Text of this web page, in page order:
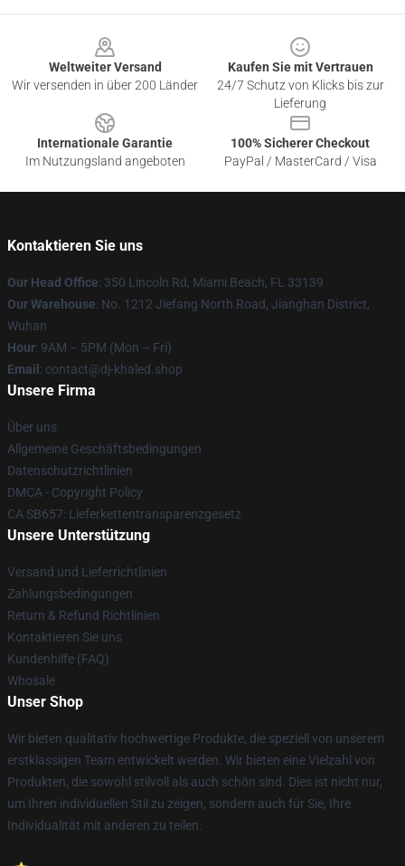
Weltweiter Versand
Wir versenden in über 200 Länder
Kaufen Sie mit Vertrauen
24/7 Schutz von Klicks bis zur
Lieferung
Internationale Garantie
Im Nutzungsland angeboten
100% Sicherer Checkout
PayPal / MasterCard / Visa
Kontaktieren Sie uns
Our Head Office: 350 Lincoln Rd, Miami Beach, FL 33139
Our Warehouse: No. 1212 Jiefang North Road, Jianghan District,
Wuhan
Hour: 9AM – 5PM (Mon – Fri)
Email : contact@dj-khaled.shop
Unsere Firma
Über uns
Allgemeine Geschäftsbedingungen
Datenschutzrichtlinien
DMCA - Copyright Policy
CA SB657: Lieferkettentransparenzgesetz
Unsere Unterstützung
Versand und Lieferrichtlinien
Zahlungsbedingungen
Return & Refund Richtlinien
Kontaktieren Sie uns
Kundenhilfe (FAQ)
Whosale
Unser Shop
Wir bieten qualitativ hochwertige Produkte, die speziell von unserem
erstklassigen Team entwickelt werden. Wir bieten eine Vielzahl von
Produkten, die sowohl stilvoll als auch schön sind. Dies ist nicht nur,
um Ihren individuellen Stil zu zeigen, sondern auch für Sie, Ihre
Individualität mit anderen zu teilen.